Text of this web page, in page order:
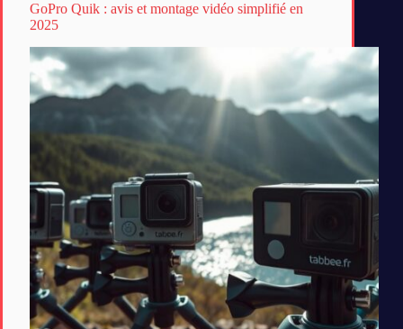
GoPro Quik : avis et montage vidéo simplifié en
2025